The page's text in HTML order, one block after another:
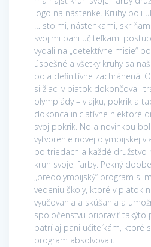
logo na nástenke. Kruhy boli
… stolmi, nástenkami,
svojimi pani učiteľkami
vydali na „detektívne misie“
úspešné a všetky kruhy sa
bola definitívne zachránená.
si žiaci v piatok dokončovali
olympiády – vlajku, pokrik a
dokonca iniciatívne niektoré
svoj pokrik. No a novinkou
vytvorenie novej olympijskej
po triedach a každé družstvo
kruh svojej farby. Pekný
„predolympijský“ program si
vedeniu školy, ktoré v piatok
vyučovania a skúšania a
spoločenstvu pripraviť takýto
patrí aj pani učiteľkám, ktoré
program absolvovali.